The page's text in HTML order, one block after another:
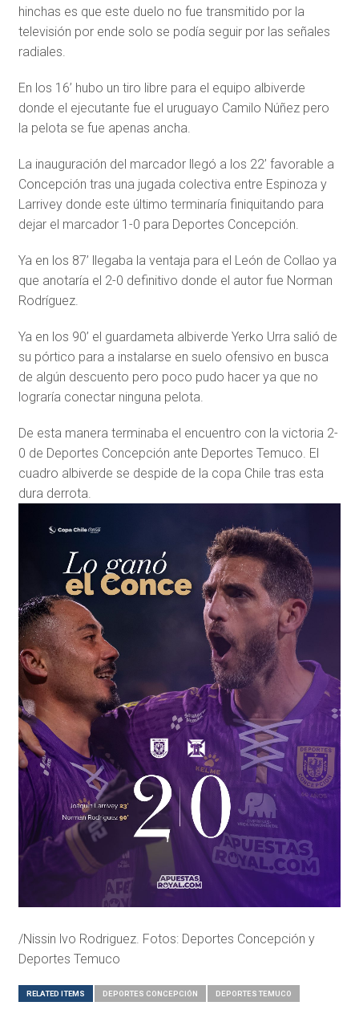
hinchas es que este duelo no fue transmitido por la
televisión por ende solo se podía seguir por las señales
radiales.
En los 16’ hubo un tiro libre para el equipo albiverde
donde el ejecutante fue el uruguayo Camilo Núñez pero
la pelota se fue apenas ancha.
La inauguración del marcador llegó a los 22’ favorable a
Concepción tras una jugada colectiva entre Espinoza y
Larrivey donde este último terminaría finiquitando para
dejar el marcador 1-0 para Deportes Concepción.
Ya en los 87’ llegaba la ventaja para el León de Collao ya
que anotaría el 2-0 definitivo donde el autor fue Norman
Rodríguez.
Ya en los 90’ el guardameta albiverde Yerko Urra salió de
su pórtico para a instalarse en suelo ofensivo en busca
de algún descuento pero poco pudo hacer ya que no
lograría conectar ninguna pelota.
De esta manera terminaba el encuentro con la victoria 2-
0 de Deportes Concepción ante Deportes Temuco. El
cuadro albiverde se despide de la copa Chile tras esta
dura derrota.
/Nissin lvo Rodriguez. Fotos: Deportes Concepción y
Deportes Temuco
RELATED ITEMS DEPORTES CONCEPCIÓN DEPORTES TEMUCO